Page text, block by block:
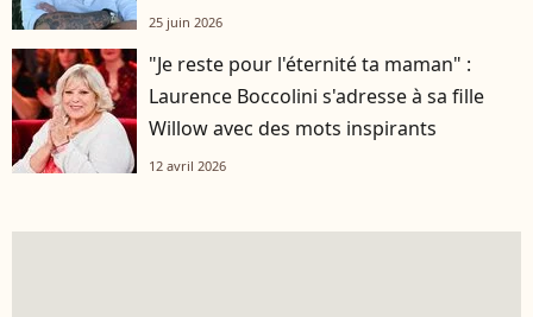
25 juin 2026
"Je reste pour l'éternité ta maman" :
Laurence Boccolini s'adresse à sa fille
Willow avec des mots inspirants
12 avril 2026